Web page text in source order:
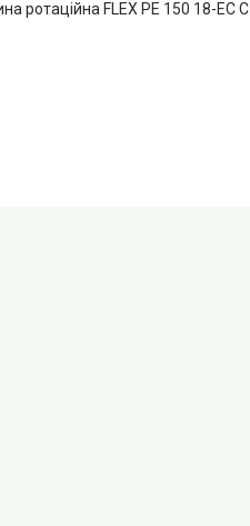
ротаційна FLEX PE 150 18-EC C